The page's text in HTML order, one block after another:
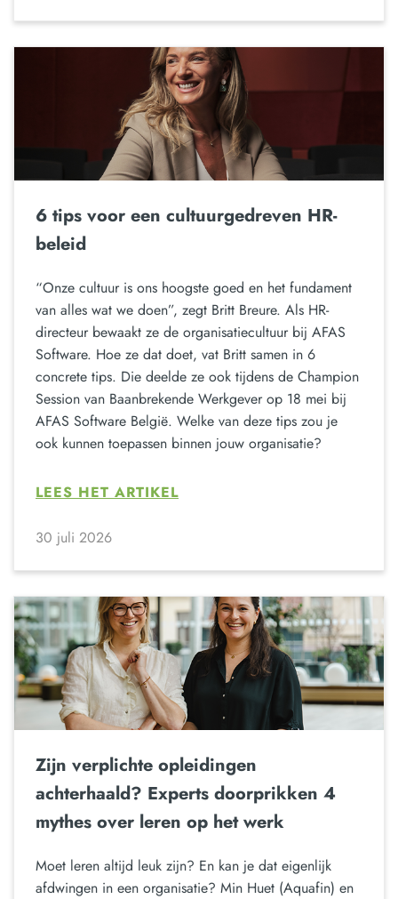
6 tips voor een cultuurgedreven HR-
beleid
“Onze cultuur is ons hoogste goed en het fundament
van alles wat we doen”, zegt Britt Breure. Als HR-
directeur bewaakt ze de organisatiecultuur bij AFAS
Software. Hoe ze dat doet, vat Britt samen in 6
concrete tips. Die deelde ze ook tijdens de Champion
Session van Baanbrekende Werkgever op 18 mei bij
AFAS Software België. Welke van deze tips zou je
ook kunnen toepassen binnen jouw organisatie?
LEES HET ARTIKEL
30 juli 2026
Zijn verplichte opleidingen
achterhaald? Experts doorprikken 4
mythes over leren op het werk
Moet leren altijd leuk zijn? En kan je dat eigenlijk
afdwingen in een organisatie? Min Huet (Aquafin) en